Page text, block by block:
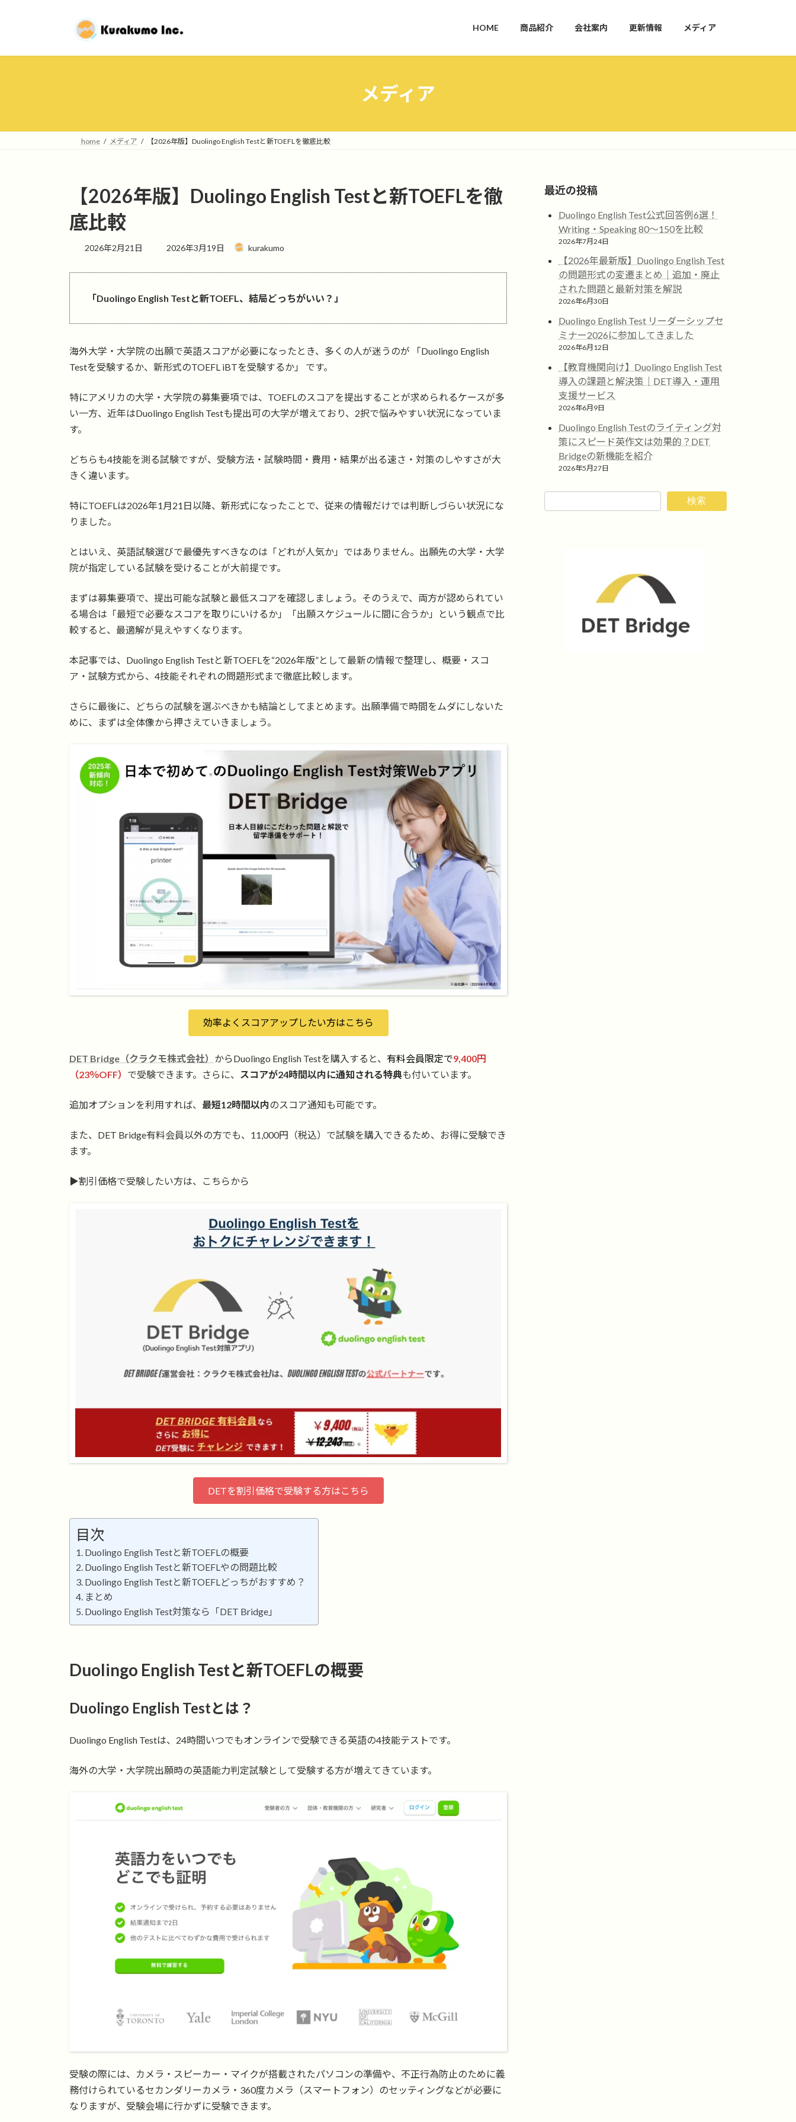
プ
動
HOME 商品紹介 会社案内 更新情報 メディア
メディア
home メディア 【2026年版】Duolingo English Testと新TOEFLを徹底比較
【2026年版】Duolingo English Testと新TOEFLを徹
底比較
2026年2月21日
最
時
2026年3月19日 kurakumo
「Duolingo English Testと新TOEFL、結局どっちがいい？」
海外大学・大学院の出願で英語スコアが必要になったとき、多くの人が迷うのが 「Duolingo English
Testを受験するか、新形式のTOEFL iBTを受験するか」 です。
特にアメリカの大学・大学院の募集要項では、TOEFLのスコアを提出することが求められるケースが多
い一方、近年はDuolingo English Testも提出可の大学が増えており、2択で悩みやすい状況になっていま
す。
どちらも4技能を測る試験ですが、受験方法・試験時間・費用・結果が出る速さ・対策のしやすさが大
きく違います。
特にTOEFLは2026年1月21日以降、新形式になったことで、従来の情報だけでは判断しづらい状況にな
りました。
とはいえ、英語試験選びで最優先すべきなのは「どれが人気か」ではありません。出願先の大学・大学
院が指定している試験を受けることが大前提です。
まずは募集要項で、提出可能な試験と最低スコアを確認しましょう。そのうえで、両方が認められてい
る場合は「最短で必要なスコアを取りにいけるか」「出願スケジュールに間に合うか」という観点で比
較すると、最適解が見えやすくなります。
本記事では、Duolingo English Testと新TOEFLを“2026年版”として最新の情報で整理し、概要・スコ
ア・試験方式から、4技能それぞれの問題形式まで徹底比較します。
さらに最後に、どちらの試験を選ぶべきかも結論としてまとめます。出願準備で時間をムダにしないた
めに、まずは全体像から押さえていきましょう。
効率よくスコアアップしたい方はこちら
DET Bridge（クラクモ株式会社） からDuolingo English Testを購入すると、 有料会員限定で9,400円
（23％OFF） で受験できます。さらに、 スコアが24時間以内に通知される特典も付いています。
追加オプションを利用すれば、 最短12時間以内のスコア通知も可能です。
また、DET Bridge有料会員以外の方でも、11,000円（税込）で試験を購入できるため、お得に受験でき
ます。
▶︎割引価格で受験したい方は、こちらから
DETを割引価格で受験する方はこちら
目次
Duolingo English Testと新TOEFLの概要
Duolingo English Testと新TOEFLやの問題比較
Duolingo English Testと新TOEFLどっちがおすすめ？
まとめ
Duolingo English Test対策なら「DET Bridge」
Duolingo English Testと新TOEFLの概要
Duolingo English Testとは？
Duolingo English Testは、24時間いつでもオンラインで受験できる英語の4技能テストです。
海外の大学・大学院出願時の英語能力判定試験として受験する方が増えてきています。
受験の際には、カメラ・スピーカー・マイクが搭載されたパソコンの準備や、不正行為防止のために義
務付けられているセカンダリーカメラ・360度カメラ（スマートフォン）のセッティングなどが必要に
なりますが、受験会場に行かずに受験できます。
最近の投稿
Duolingo English Test公式回答例6選！
Writing・Speaking 80〜150を比較
2026年7月24日
【2026年最新版】Duolingo English Test
の問題形式の変遷まとめ｜追加・廃止
された問題と最新対策を解説
2026年6月30日
Duolingo English Test リーダーシップセ
ミナー2026に参加してきました
2026年6月12日
【教育機関向け】Duolingo English Test
導入の課題と解決策｜DET導入・運用
支援サービス
2026年6月9日
Duolingo English Testのライティング対
策にスピード英作文は効果的？DET
Bridgeの新機能を紹介
2026年5月27日
検索